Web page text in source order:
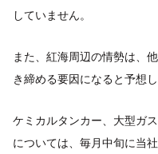
していません。
また、紅海周辺の情勢は、
き締める要因になると予想し
ケミカルタンカー、大型ガ
については、毎月中旬に当